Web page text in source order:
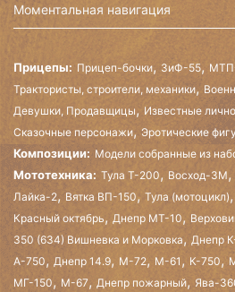
Моментальная навигация
Прицепы: Прицеп-бочки, ЗиФ-55,
Трактористы, строители, механики,
Девушки, Продавщицы, Известные
Сказочные персонажи, Эротические
Композиции: Модели собранные из
Мототехника: Тула Т-200, Восход-3М,
Лайка-2, Вятка ВП-150, Тула (мотоцикл),
Красный октябрь, Днепр МТ-10,
350 (634) Вишневка и Морковка, Днепр
А-750, Днепр 14.9, М-72, М-61 , К-750,
МГ-150, М-67, Днепр пожарный, Ява-